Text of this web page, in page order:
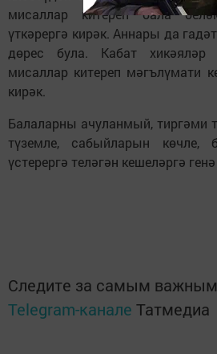
мисаллар китереп бала
үткәрергә кирәк. Аннары да
дөрес була. Кабат хикәяләр
мисаллар китереп мәгълүмати
кирәк.
Балаларны ачуланмый, тир­гәми
түземле, сабыйларын көчле,
үстерергә теләгән кешеләргә
Следите за самым
Telegram-канале Татмедиа